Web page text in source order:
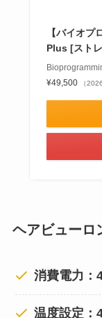
【バイオプ
Plus [スト
¥49,500
（
ヘアビューロ
消費電力：
温度設定：